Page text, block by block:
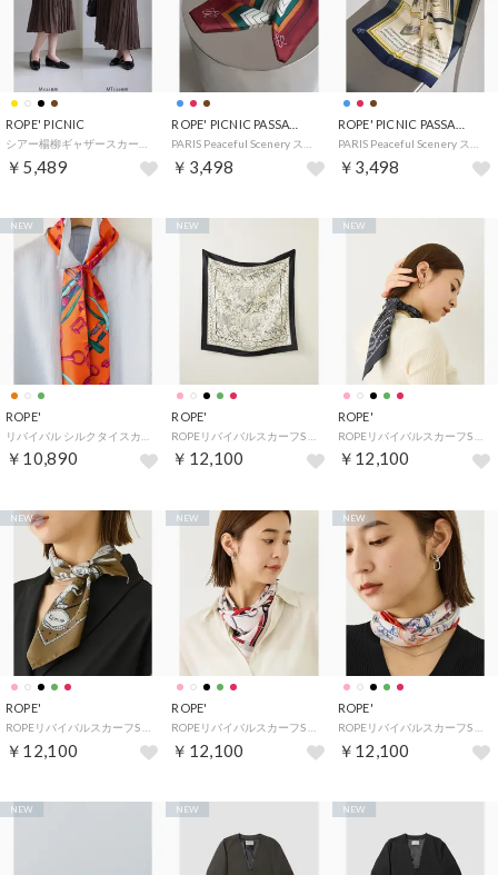
ROPE' PICNIC
￥5,489 ￥3,498 ￥3,498
ROPE'
￥10,890
NEW
ROPE'
￥12,100
NEW
ROPE'
￥12,100
NEW
ROPE'
￥12,100
NEW
ROPE'
￥12,100
NEW
ROPE'
￥12,100
NEW
NEW NEW NEW